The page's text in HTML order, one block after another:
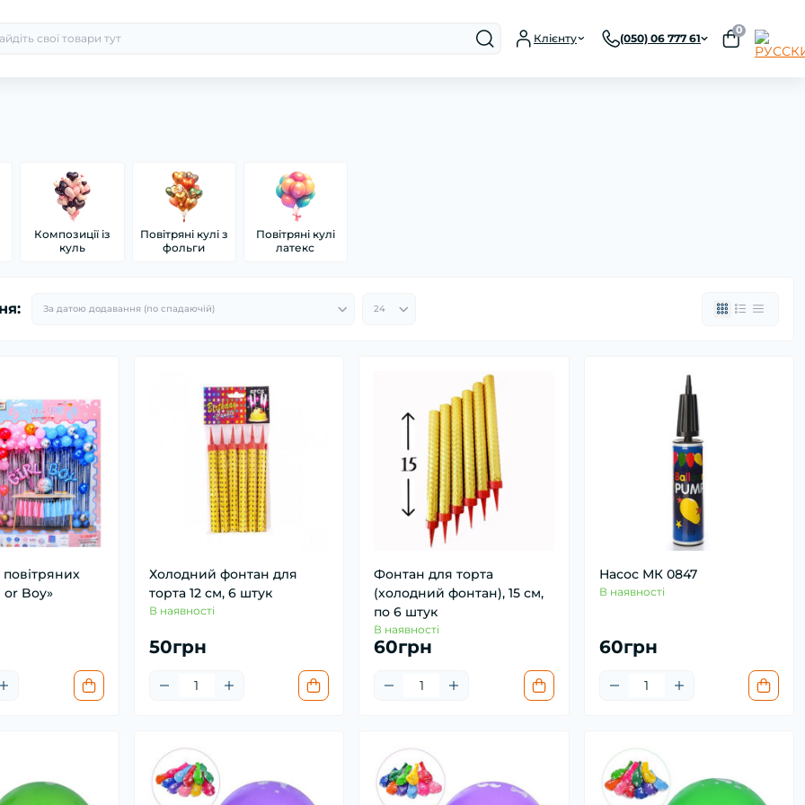
Клієнту (050) 06 777 61
0
Композиції із
куль
Повітряні кулі з
фольги
Повітряні кулі
латекс
or Boy»
Холодний фонтан для
торта 12 см, 6 штук
В наявності
50грн
Фонтан для торта
(холодний фонтан), 15 см,
по 6 штук
В наявності
60грн
Насос МК 0847
В наявності
60грн